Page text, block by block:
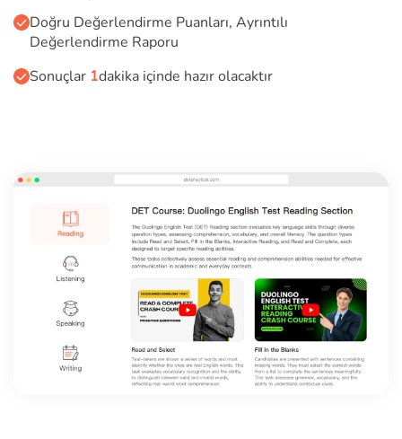
Doğru Değerlendirme Puanları, Ayrıntılı
Değerlendirme Raporu
Sonuçlar 1dakika içinde hazır olacaktır